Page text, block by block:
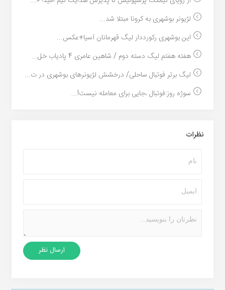
لژیونر بوشهری به کرونا مبتلا شد...
این بوشهری رکورددار لیگ قهرمانان آسیا+عکس...
هفته هفتم لیگ دسته دوم / شاهین عامری 4 پادیاب خل...
لیگ برتر فوتبال ساحلی/ درخشش لژیونرهای بوشهری در ت...
سوژه روز:فوتبال ،جایی برای معامله نیست!...
نظرات